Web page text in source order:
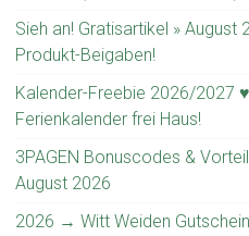
Sieh an! Gratisartikel » August
Produkt-Beigaben!
Kalender-Freebie 2026/2027
Ferienkalender frei Haus!
3PAGEN Bonuscodes &
August 2026
2026 → Witt Weiden